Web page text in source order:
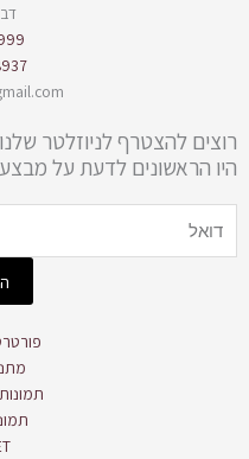
רוצים להצטרף לניוזלטר
היו הראשונים לדעת על